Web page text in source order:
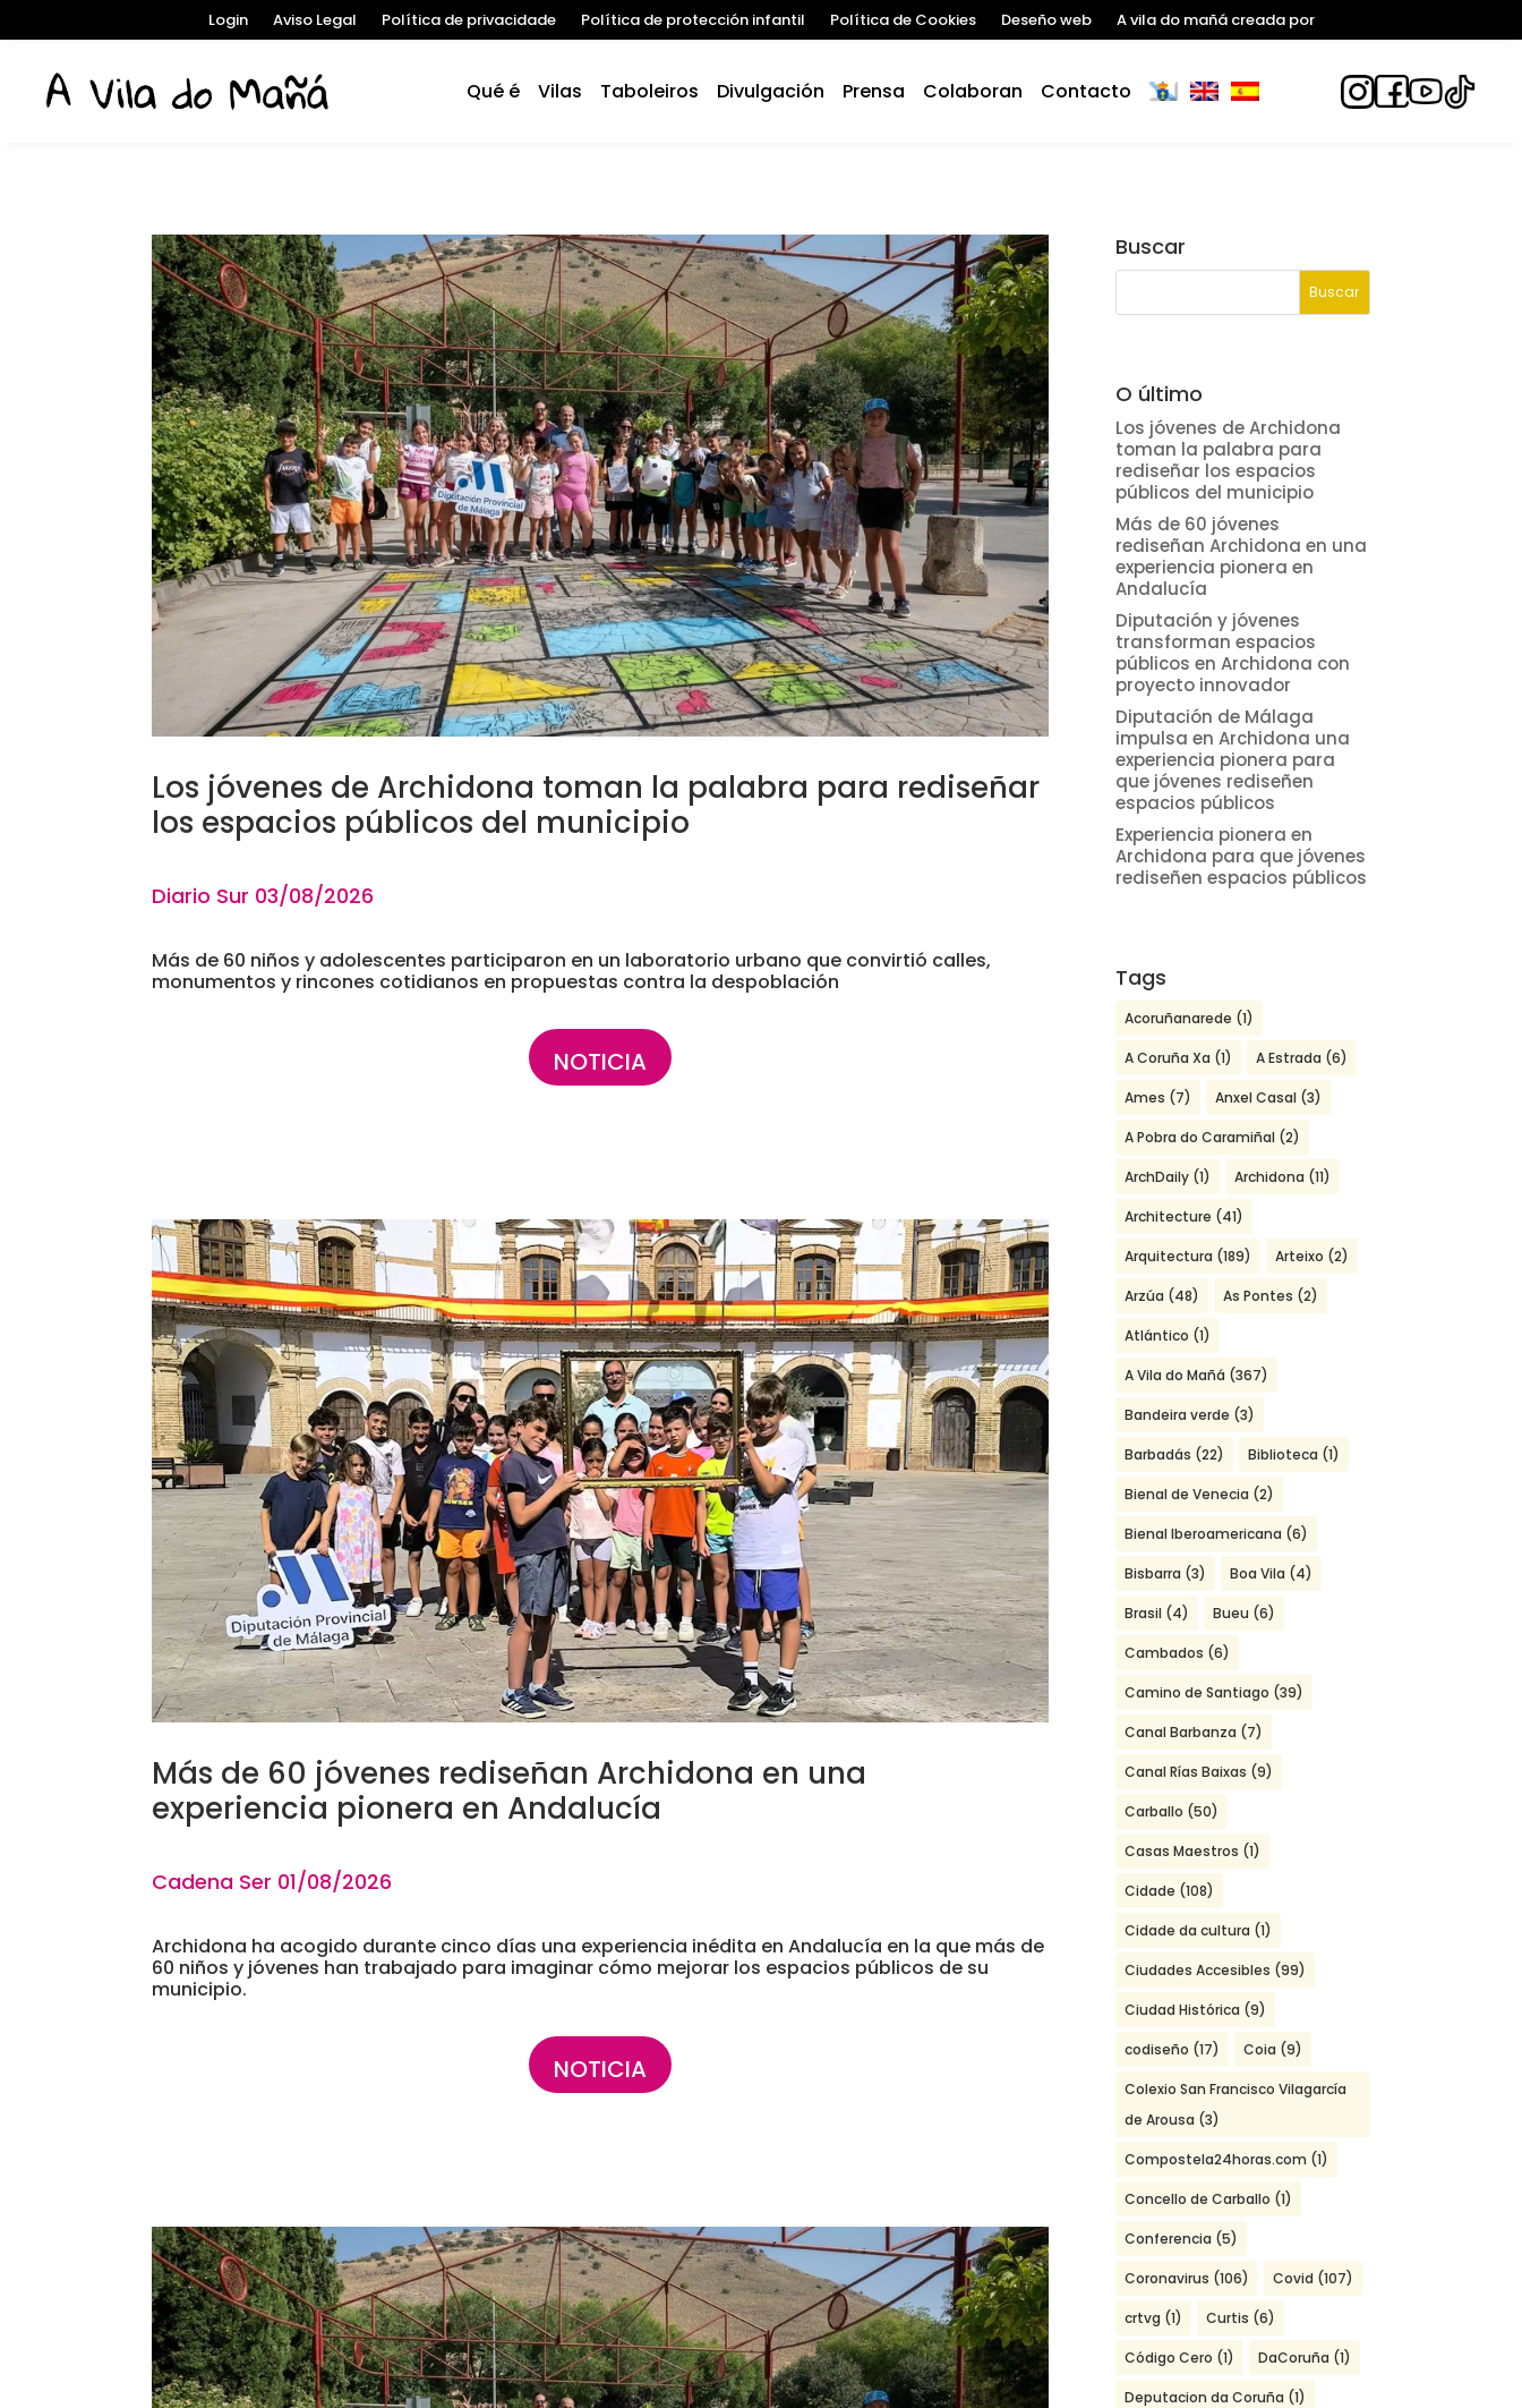
Login Aviso Legal Política de privacidade Política de protección infantil Política de Cookies Deseño web A vila do mañá creada por
Qué é Vilas Taboleiros Divulgación Prensa Colaboran Contacto
Los jóvenes de Archidona toman la palabra para rediseñar
los espacios públicos del municipio
Diario Sur 03/08/2026
Más de 60 niños y adolescentes participaron en un laboratorio urbano que convirtió calles,
monumentos y rincones cotidianos en propuestas contra la despoblación
NOTICIA
Más de 60 jóvenes rediseñan Archidona en una
experiencia pionera en Andalucía
Cadena Ser 01/08/2026
Archidona ha acogido durante cinco días una experiencia inédita en Andalucía en la que más de
60 niños y jóvenes han trabajado para imaginar cómo mejorar los espacios públicos de su
municipio.
NOTICIA
Buscar
O último
Los jóvenes de Archidona
toman la palabra para
rediseñar los espacios
públicos del municipio
Más de 60 jóvenes
rediseñan Archidona en una
experiencia pionera en
Andalucía
Diputación y jóvenes
transforman espacios
públicos en Archidona con
proyecto innovador
Diputación de Málaga
impulsa en Archidona una
experiencia pionera para
que jóvenes rediseñen
espacios públicos
Experiencia pionera en
Archidona para que jóvenes
rediseñen espacios públicos
Tags
Acoruñanarede (1)
A Coruña Xa (1) A Estrada (6)
Ames (7) Anxel Casal (3)
A Pobra do Caramiñal (2)
ArchDaily (1) Archidona (11)
Architecture (41)
Arquitectura (189) Arteixo (2)
Arzúa (48) As Pontes (2)
Atlántico (1)
A Vila do Mañá (367)
Bandeira verde (3)
Barbadás (22) Biblioteca (1)
Bienal de Venecia (2)
Bienal Iberoamericana (6)
Bisbarra (3) Boa Vila (4)
Brasil (4) Bueu (6)
Cambados (6)
Camino de Santiago (39)
Canal Barbanza (7)
Canal Rías Baixas (9)
Carballo (50)
Casas Maestros (1)
Cidade (108)
Cidade da cultura (1)
Ciudades Accesibles (99)
Ciudad Histórica (9)
codiseño (17) Coia (9)
Colexio San Francisco Vilagarcía
de Arousa (3)
Compostela24horas.com (1)
Concello de Carballo (1)
Conferencia (5)
Coronavirus (106) Covid (107)
crtvg (1) Curtis (6)
Código Cero (1) DaCoruña (1)
Deputacion da Coruña (1)